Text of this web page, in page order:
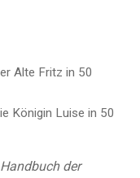
Alte Fritz in 50
Königin Luise in 50
Handbuch der